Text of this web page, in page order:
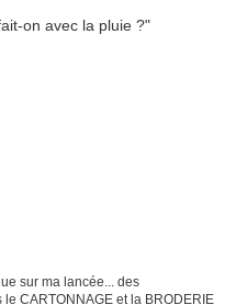
sur ma lancée... des
le CARTONNAGE et la BRODERIE